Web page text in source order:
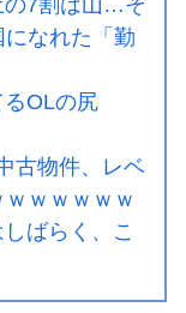
なれた「勤
るOLの尻
古物件、レベ
ｗｗｗｗｗ
ばらく、こ